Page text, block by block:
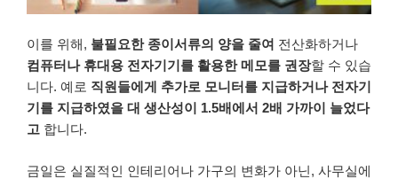
이를 위해, 불필요한 종이서류의 양을 줄여 전산화하거나
컴퓨터나 휴대용 전자기기를 활용한 메모를 권장할 수 있습
니다. 예로 직원들에게 추가로 모니터를 지급하거나 전자기
기를 지급하였을 대 생산성이 1.5배에서 2배 가까이 늘었다
고 합니다.
금일은 실질적인 인테리어나 가구의 변화가 아닌, 사무실에